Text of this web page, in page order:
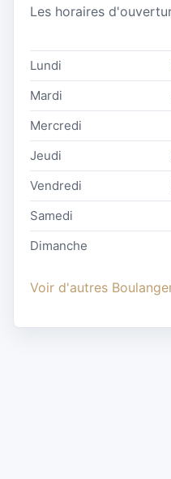
Les horaires
Lundi
Mardi
Mercredi
Jeudi
Vendredi
Samedi
Dimanche
Voir d'autres